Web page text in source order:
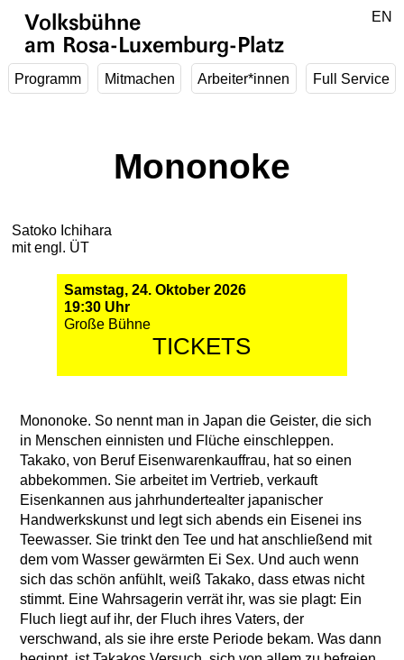
Volksbühne
am Rosa-Luxemburg-Platz
Programm Mitmachen Arbeiter*innen Full Service
DE
EN
Mononoke
Satoko Ichihara
mit engl. ÜT
Samstag, 24. Oktober 2026
19:30 Uhr
Große Bühne
TICKETS
Mononoke. So nennt man in Japan die Geister, die sich
in Menschen einnisten und Flüche einschleppen.
Takako, von Beruf Eisenwarenkauffrau, hat so einen
abbekommen. Sie arbeitet im Vertrieb, verkauft
Eisenkannen aus jahrhundertealter japanischer
Handwerkskunst und legt sich abends ein Eisenei ins
Teewasser. Sie trinkt den Tee und hat anschließend mit
dem vom Wasser gewärmten Ei Sex. Und auch wenn
sich das schön anfühlt, weiß Takako, dass etwas nicht
stimmt. Eine Wahrsagerin verrät ihr, was sie plagt: Ein
Fluch liegt auf ihr, der Fluch ihres Vaters, der
verschwand, als sie ihre erste Periode bekam. Was dann